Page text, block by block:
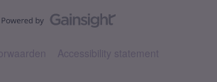
Accessibility statement